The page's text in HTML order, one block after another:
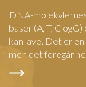
DNA-
baser (A, T, C
kan lave. Det er
men det foregår